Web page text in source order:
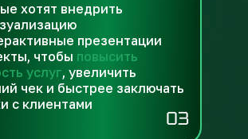
хотят внедрить
презентации
чтобы повысить
услуг, увеличить
чек и быстрее заключать
с клиентами
03